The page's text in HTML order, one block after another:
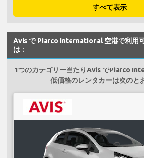
すべて表示
Avis で Piarco International 空港で利用
は：
1つのカテゴリー当たりAvis でPiarco
低価格のレンタカーは次のと